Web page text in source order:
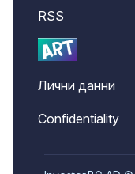
RSS
Лични данни
Confidentiality